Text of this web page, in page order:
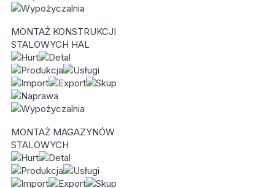
MONTAŻ KONSTRUKCJI
STALOWYCH HAL
MONTAŻ MAGAZYNÓW
STALOWYCH